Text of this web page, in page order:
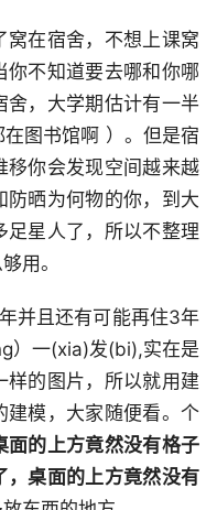
窝在宿舍，不想上课窝
不知道要去哪和你哪
舍，大学期估计有一半
图书馆啊 ）。但是宿
移你会发现空间越来越
防晒为何物的你，到大
足星人了，所以不整理
用。
并且还有可能再住3年
）一(xia)发(bi),实在是
的图片，所以就用建
建模，大家随便看。个
面的上方竟然没有格子
，桌面的上方竟然没有